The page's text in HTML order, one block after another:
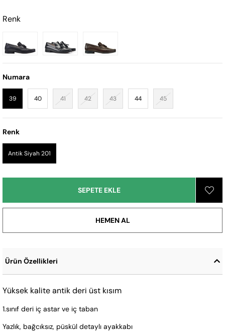
Renk
Numara
39 40 41 42 43 44 45
Renk
Antik Siyah 201
Ürün Özellikleri
Yüksek kalite antik deri üst kısım
1.sınıf deri iç astar ve iç taban
Yazlık, bağcıksız, püskül detaylı ayakkabı